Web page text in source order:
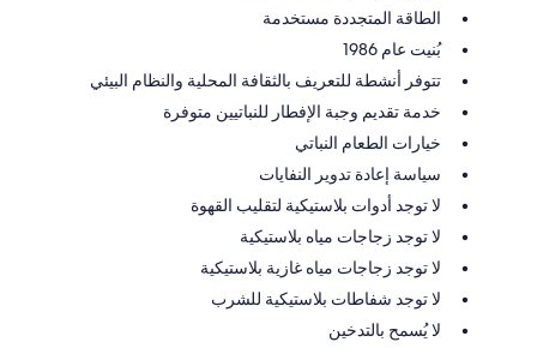
الطاقة المتجددة مستخدمة
بُنيت عام 1986
تتوفر أنشطة للتعريف بالثقافة المحلية والنظام البيئي
خدمة تقديم وجبة الإفطار للنباتيين متوفرة
خيارات الطعام النباتي
سياسة إعادة تدوير النفايات
لا توجد أدوات بلاستيكية لتقليب القهوة
لا توجد زجاجات مياه بلاستيكية
لا توجد زجاجات مياه غازية بلاستيكية
لا توجد شفاطات بلاستيكية للشرب
لا يُسمح بالتدخين